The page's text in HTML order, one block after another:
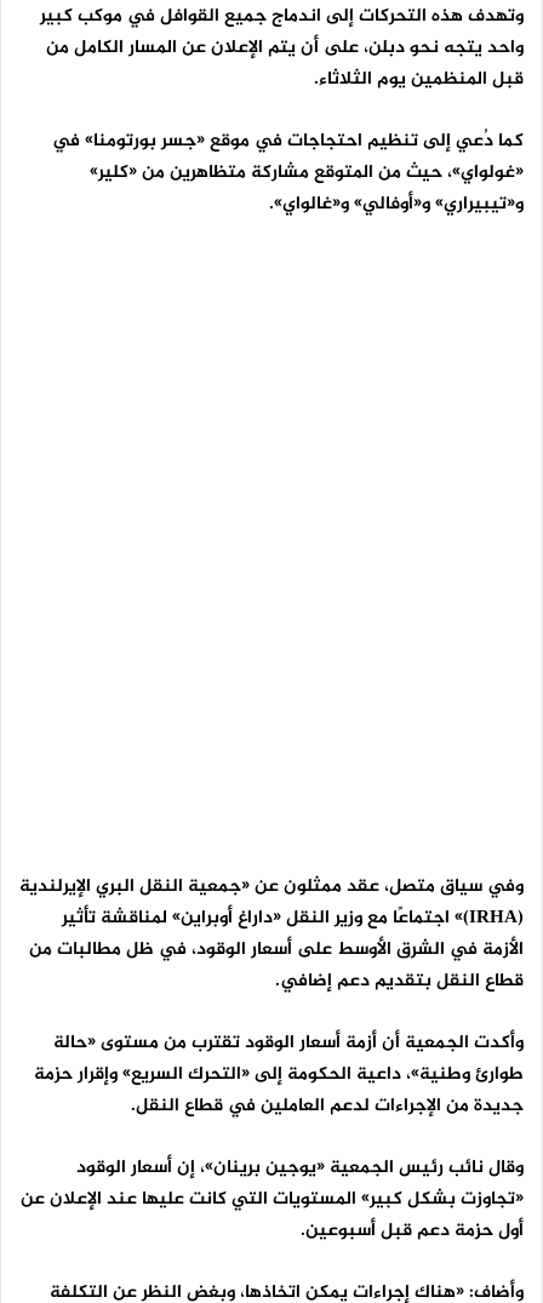
وتهدف هذه التحركات إلى اندماج جميع القوافل في موكب كبير
واحد يتجه نحو دبلن، على أن يتم الإعلان عن المسار الكامل من
قبل المنظمين يوم الثلاثاء.
كما دُعي إلى تنظيم احتجاجات في موقع «جسر بورتومنا» في
«غولواي»، حيث من المتوقع مشاركة متظاهرين من «كلير»
و«تيبيراري» و«أوفالي» و«غالواي».
وفي سياق متصل، عقد ممثلون عن «جمعية النقل البري الإيرلندية
(
IRHA)» اجتماعًا مع وزير النقل «داراغ أوبراين» لمناقشة تأثير
الأزمة في الشرق الأوسط على أسعار الوقود، في ظل مطالبات من
قطاع النقل بتقديم دعم إضافي.
وأكدت الجمعية أن أزمة أسعار الوقود تقترب من مستوى «حالة
طوارئ وطنية»، داعية الحكومة إلى «التحرك السريع» وإقرار حزمة
جديدة من الإجراءات لدعم العاملين في قطاع النقل.
وقال نائب رئيس الجمعية «يوجين برينان»، إن أسعار الوقود
«تجاوزت بشكل كبير» المستويات التي كانت عليها عند الإعلان عن
أول حزمة دعم قبل أسبوعين.
وأضاف: «هناك إجراءات يمكن اتخاذها، وبغض النظر عن التكلفة